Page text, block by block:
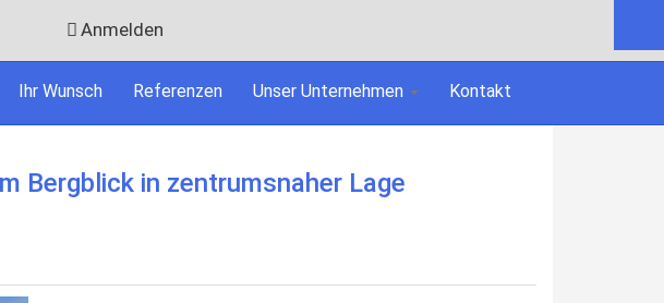
Anmelden
Ihr Wunsch Referenzen Unser Unternehmen Kontakt
Bergblick in zentrumsnaher Lage